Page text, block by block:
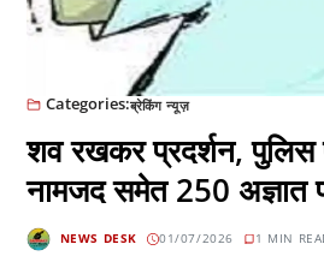
Categories:ब्रेकिंग न्यूज़
शव रखकर प्रदर्शन, पुलिस
नामजद समेत 250 अज्ञात
NEWS DESK 01/07/2026 1 MIN